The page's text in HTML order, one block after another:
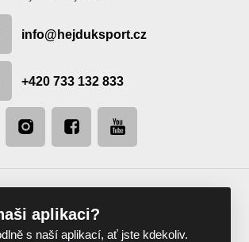
info@hejduksport.cz
+420 733 132 833
aplikaci?
s naší aplikací, ať jste kdekoliv.